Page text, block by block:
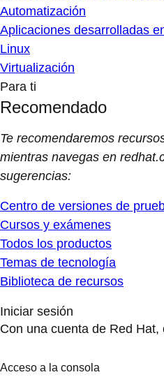
Automatización
Aplicaciones desarrolladas
Linux
Virtualización
Para ti
Recomendado
Te recomendaremos
mientras navegas en
sugerencias:
Centro de versiones de
Cursos y exámenes
Todos los productos
Temas de tecnología
Biblioteca de recursos
Iniciar sesión
Con una cuenta de Red Hat,
Acceso a la consola